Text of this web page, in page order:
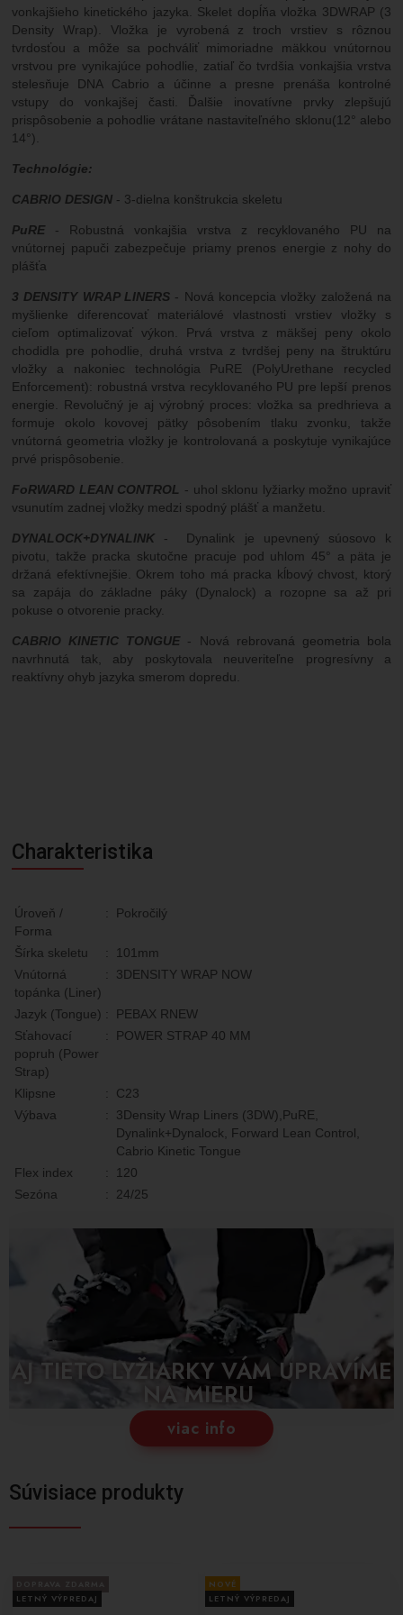
vonkajšieho kinetického jazyka. Skelet dopĺňa vložka 3DWRAP (3
Density Wrap). Vložka je vyrobená z troch vrstiev s rôznou
tvrdosťou a môže sa pochváliť mimoriadne mäkkou vnútornou
vrstvou pre vynikajúce pohodlie, zatiaľ čo tvrdšia vonkajšia vrstva
stelesňuje DNA Cabrio a účinne a presne prenáša kontrolné
vstupy do vonkajšej časti. Ďalšie inovatívne prvky zlepšujú
prispôsobenie a pohodlie vrátane nastaviteľného sklonu(12° alebo
14°).
Technológie:
CABRIO DESIGN - 3-dielna konštrukcia skeletu
PuRE - Robustná vonkajšia vrstva z recyklovaného PU na
vnútornej papuči zabezpečuje priamy prenos energie z nohy do
plášťa
3 DENSITY WRAP LINERS - Nová koncepcia vložky založená na
myšlienke diferencovať materiálové vlastnosti vrstiev vložky s
cieľom optimalizovať výkon. Prvá vrstva z mäkšej peny okolo
chodidla pre pohodlie, druhá vrstva z tvrdšej peny na štruktúru
vložky a nakoniec technológia PuRE (PolyUrethane recycled
Enforcement): robustná vrstva recyklovaného PU pre lepší prenos
energie. Revolučný je aj výrobný proces: vložka sa predhrieva a
formuje okolo kovovej pätky pôsobením tlaku zvonku, takže
vnútorná geometria vložky je kontrolovaná a poskytuje vynikajúce
prvé prispôsobenie.
FoRWARD LEAN CONTROL
- uhol sklonu lyžiarky možno upraviť
vsunutím zadnej vložky medzi spodný plášť a manžetu.
DYNALOCK+DYNALINK - Dynalink je upevnený súosovo k
pivotu, takže pracka skutočne pracuje pod uhlom 45° a päta je
držaná efektívnejšie. Okrem toho má pracka kĺbový chvost, ktorý
sa zapája do základne páky (Dynalock) a rozopne sa až pri
pokuse o otvorenie pracky.
CABRIO KINETIC TONGUE - Nová rebrovaná geometria bola
navrhnutá tak, aby poskytovala neuveriteľne progresívny a
reaktívny ohyb jazyka smerom dopredu.
Charakteristika
Úroveň /
Forma
: Pokročilý
Šírka skeletu :
101mm
Vnútorná
topánka (Liner)
: 3DENSITY WRAP NOW
Jazyk (Tongue) :
PEBAX RNEW
Sťahovací
popruh (Power
Strap)
: POWER STRAP 40 MM
Klipsne :
C23
Výbava
:
3Density Wrap Liners (3DW),PuRE,
Dynalink+Dynalock, Forward Lean Control,
Cabrio Kinetic Tongue
Flex index
:
120
Sezóna
: 24/25
AJ TIETO LYŽIARKY VÁM UPRAVÍME
NA MIERU
viac info
Súvisiace produkty
LETNÝ VÝPREDAJ
NOVÉ
LETNÝ VÝPREDAJ